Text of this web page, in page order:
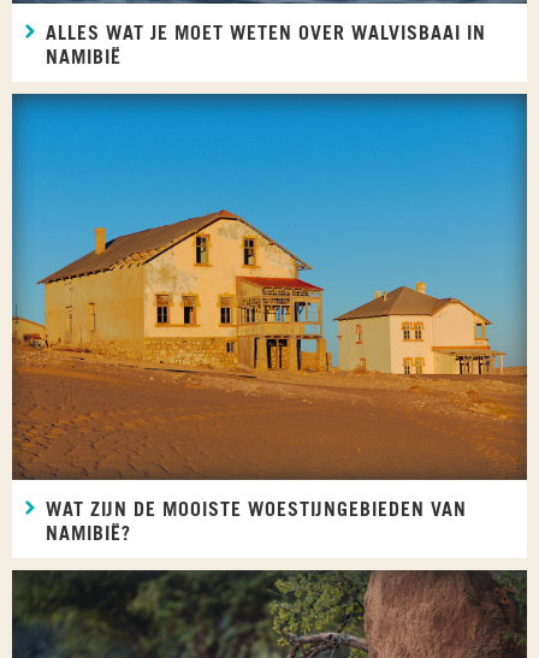
ALLES WAT JE MOET WETEN OVER WALVISBAAI IN
NAMIBIË
WAT ZIJN DE MOOISTE WOESTIJNGEBIEDEN VAN
NAMIBIË?